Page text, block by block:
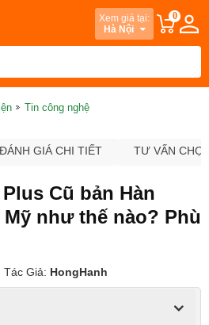
Xem giá tại:
Hà Nội
0
Tin công nghệ
ĐÁNH GIÁ CHI TIẾT TƯ VẤN
Cũ bản Hàn
như thế nào? Phù
Tác Giả: HongHanh